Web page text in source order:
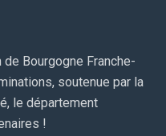
Bourgogne Franche-
soutenue par la
le département
!